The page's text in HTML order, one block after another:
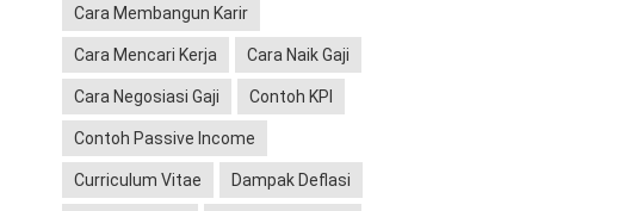
Cara Membangun Karir
Cara Mencari Kerja Cara Naik Gaji
Cara Negosiasi Gaji Contoh KPI
Contoh Passive Income
Curriculum Vitae Dampak Deflasi